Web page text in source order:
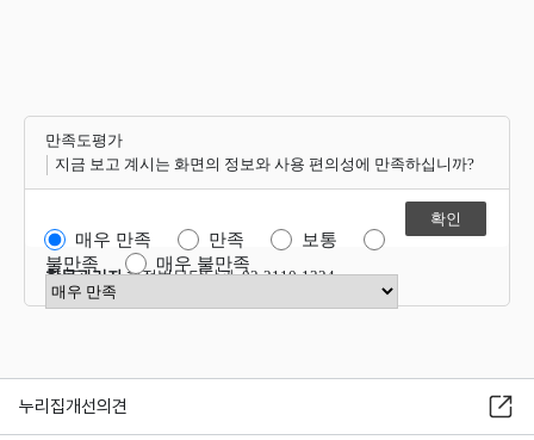
만족도평가
지금 보고 계시는 화면의 정보와 사용 편의성에 만족하십니까?
매우 만족 만족
보통
불만족
매우 불만족
만족도 점수 선택
항목관리자행정법무담당관 02-2110-1324
누리집개선의견